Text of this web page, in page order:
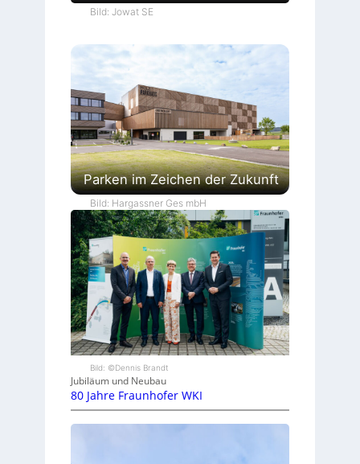
Bild: Jowat SE
Parken im Zeichen der Zukunft
Bild: Hargassner Ges mbH
Bild: ©Dennis Brandt
Jubiläum und Neubau
80 Jahre Fraunhofer WKI